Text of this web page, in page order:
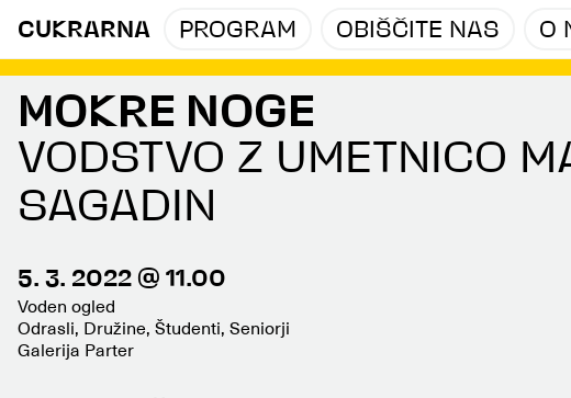
CUKRARNA PROGRAM OBIŠČITE NAS O
MOKRE NOGE
VODSTVO Z UMETNICO
SAGADIN
5. 3. 2022 @ 11.00
Voden ogled
Odrasli, Družine, Študenti, Seniorji
Galerija Parter